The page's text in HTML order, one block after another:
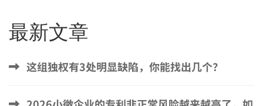
最新文章
这组独权有3处明显缺陷，你能找出几个？